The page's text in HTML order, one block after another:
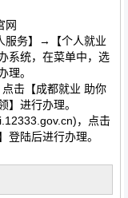
网
服务】→【个人就业
系统，在菜单中，选
。
击【成都就业 助你
进行办理。
，点击
登陆后进行办理。